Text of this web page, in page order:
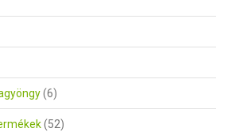
(6)
(52)